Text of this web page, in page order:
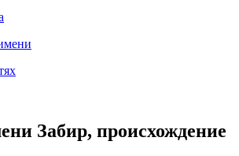
Забир, происхождение